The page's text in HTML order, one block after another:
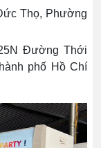
Thọ, Phường
Đường Thới
phố Hồ Chí